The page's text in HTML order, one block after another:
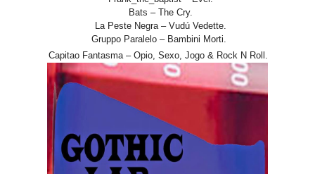
Bats – The Cry.
La Peste Negra – Vudú Vedette.
Gruppo Paralelo – Bambini Morti.
Capitao Fantasma – Opio, Sexo, Jogo & Rock N Roll.